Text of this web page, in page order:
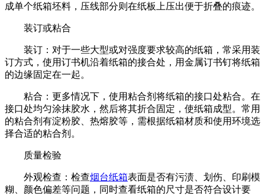
成单个纸箱坯料，压线部分则在纸板上压出便于折叠的痕迹。
装订或粘合
装订：对于一些大型或对强度要求较高的纸箱，常采用装
订方式，使用订书机沿着纸箱的接合处，用金属订书钉将纸箱
的边缘固定在一起。
粘合：更多情况下，使用粘合剂将纸箱的接口处粘合。在
接口处均匀涂抹胶水，然后将其折合固定，使纸箱成型。常用
的粘合剂有淀粉胶、热熔胶等，需根据纸箱材质和使用环境选
择合适的粘合剂。
质量检验
外观检查：检查烟台纸箱表面是否有污渍、划伤、印刷模
糊、颜色偏差等问题，同时查看纸箱的尺寸是否符合设计要